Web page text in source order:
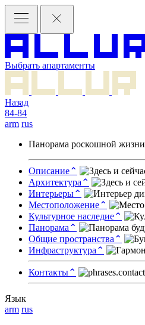
Выбрать апартаменты
Назад
84-84
arm rus
Панорама роскошной жизни
Описание⌃
Архитектура ⌃
Интерьеры⌃
Местоположение⌃
Культурное наследие⌃
Панорама ⌃
Общие пространства ⌃
Инфраструктура ⌃
Контакты⌃
Язык
arm rus